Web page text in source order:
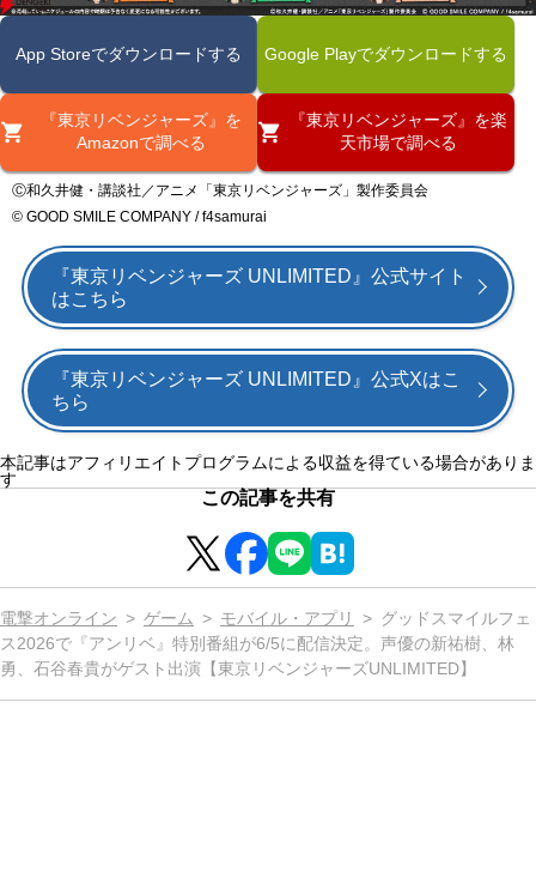
App Storeでダウンロードする Google Playでダウンロードする
『東京リベンジャーズ』を
Amazonで調べる
『東京リベンジャーズ』を楽
天市場で調べる
Ⓒ和久井健・講談社／アニメ「東京リベンジャーズ」製作委員会
© GOOD SMILE COMPANY / f4samurai
『東京リベンジャーズ UNLIMITED』公式サイト
はこちら
『東京リベンジャーズ UNLIMITED』公式Xはこ
ちら
本記事はアフィリエイトプログラムによる収益を得ている場合がありま
す
この記事を共有
電撃オンライン ゲーム モバイル・アプリ
グッドスマイルフェ
ス2026で『アンリベ』特別番組が6/5に配信決定。声優の新祐樹、林
勇、石谷春貴がゲスト出演【東京リベンジャーズUNLIMITED】